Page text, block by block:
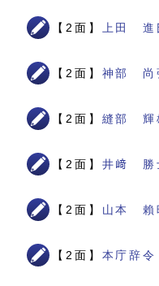
【2面】 上田 進
【2面】 神部 尚
【2面】 縫部 輝
【2面】 井﨑 勝
【2面】 山本 賴
【2面】 本庁辞令